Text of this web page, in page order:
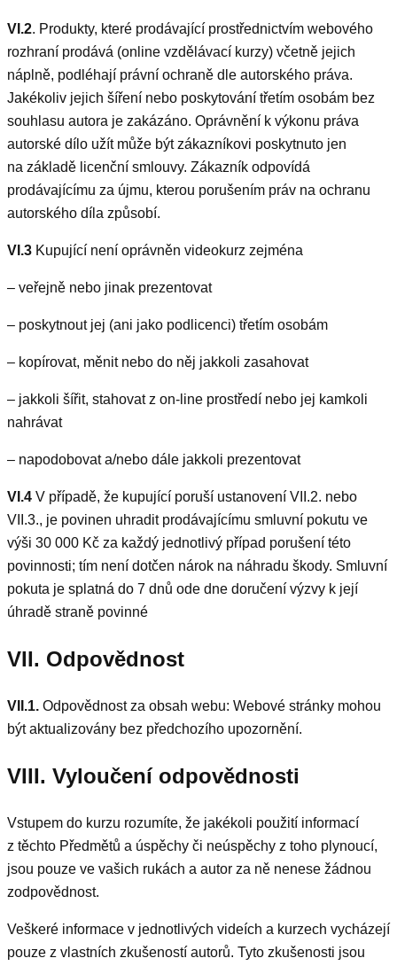
VI.2. Produkty, které prodávající prostřednictvím webového
rozhraní prodává (online vzdělávací kurzy) včetně jejich
náplně, podléhají právní ochraně dle autorského práva.
Jakékoliv jejich šíření nebo poskytování třetím osobám bez
souhlasu autora je zakázáno. Oprávnění k výkonu práva
autorské dílo užít může být zákazníkovi poskytnuto jen
na základě licenční smlouvy. Zákazník odpovídá
prodávajícímu za újmu, kterou porušením práv na ochranu
autorského díla způsobí.
VI.3 Kupující není oprávněn videokurz zejména
– veřejně nebo jinak prezentovat
– poskytnout jej (ani jako podlicenci) třetím osobám
– kopírovat, měnit nebo do něj jakkoli zasahovat
– jakkoli šířit, stahovat z on-line prostředí nebo jej kamkoli
nahrávat
– napodobovat a/nebo dále jakkoli prezentovat
VI.4 V případě, že kupující poruší ustanovení VII.2. nebo
VII.3., je povinen uhradit prodávajícímu smluvní pokutu ve
výši 30 000 Kč za každý jednotlivý případ porušení této
povinnosti; tím není dotčen nárok na náhradu škody. Smluvní
pokuta je splatná do 7 dnů ode dne doručení výzvy k její
úhradě straně povinné
VII. Odpovědnost
VII.1. Odpovědnost za obsah webu: Webové stránky mohou
být aktualizovány bez předchozího upozornění.
VIII. Vyloučení odpovědnosti
Vstupem do kurzu rozumíte, že jakékoli použití informací
z těchto Předmětů a úspěchy či neúspěchy z toho plynoucí,
jsou pouze ve vašich rukách a autor za ně nenese žádnou
zodpovědnost.
Veškeré informace v jednotlivých videích a kurzech vycházejí
pouze z vlastních zkušeností autorů. Tyto zkušenosti jsou